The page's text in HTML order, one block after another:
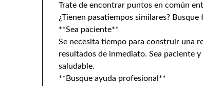
Trate de encontrar puntos en común
¿Tienen pasatiempos similares?
**Sea paciente**
Se necesita tiempo para construir una
resultados de inmediato. Sea paciente
saludable.
**Busque ayuda profesional**